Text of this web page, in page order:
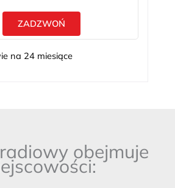
ZADZWOŃ
na 24 miesiące
obejmuje